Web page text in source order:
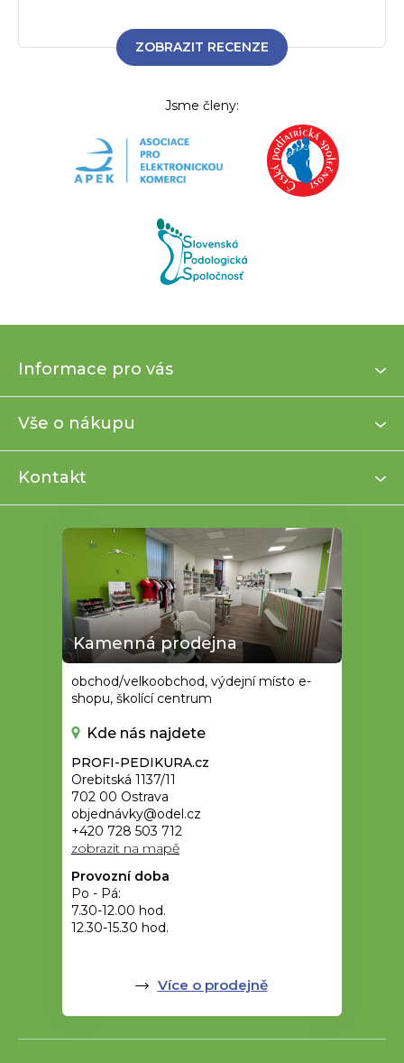
ZOBRAZIT RECENZE
Jsme členy:
p
t
Informace pro vás
Vše o nákupu
Kontakt
Kamenná prodejna
obchod/velkoobchod, výdejní místo e-
shopu, školící centrum
Kde nás najdete
PROFI-PEDIKURA.cz
Orebitská 1137/11
702 00 Ostrava
objednávky@odel.cz
+420 728 503 712
zobrazit na mapě
Provozní doba
Po - Pá:
7.30-12.00 hod.
12.30-15.30 hod.
Více o prodejně